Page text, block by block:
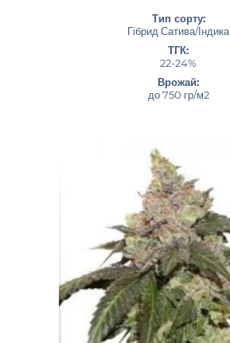
Тип сорту:
Гібрид Сатива/Індика
ТГК:
22-24%
Врожай:
до 750 гр/м2